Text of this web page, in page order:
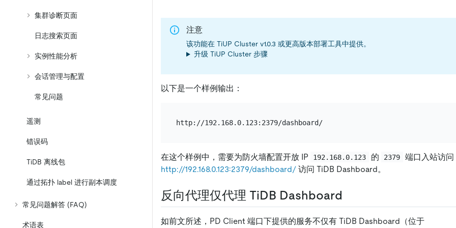
集群诊断页面
日志搜索页面
实例性能分析
会话管理与配置
常见问题
遥测
错误码
TiDB 离线包
通过拓扑 label 进行副本调度
常见问题解答 (FAQ)
术语表
注意
该功能在 TiUP Cluster v1.0.3 或更高版本部署工具中提供。
升级 TiUP Cluster 步骤
以下是一个样例输出：
http://192.168.0.123:2379/dashboard/
在这个样例中，需要为防火墙配置开放 IP 192.168.0.123 的 2379
端口入站访
http://192.168.0.123:2379/dashboard/ 访问 TiDB Dashboard。
反向代理仅代理 TiDB Dashboard
如前文所述，PD Client 端口下提供的服务不仅有 TiDB Dashboard（位于